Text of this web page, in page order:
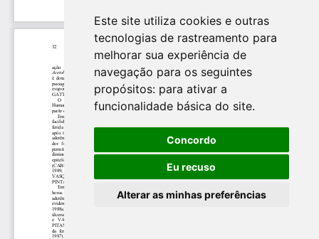
Este site utiliza cookies e outras
tecnologias de rastreamento para
melhorar sua experiência de
navegação para os seguintes
propósitos: para ativar a
funcionalidade básica do site.
Concordo
Eu recuso
Alterar as minhas preferências